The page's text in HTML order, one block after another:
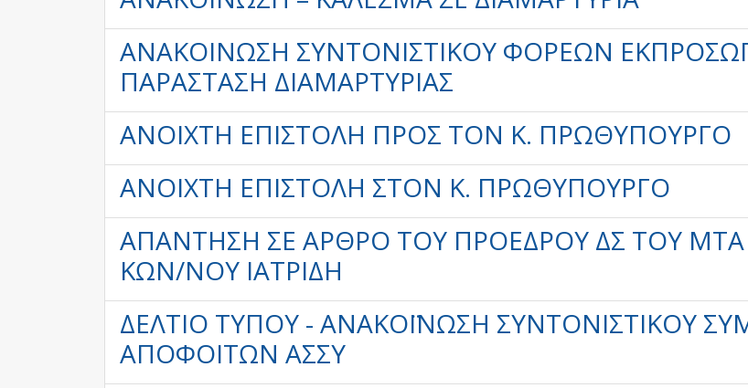
ΑΝΑΚΟΊΝΩΣΗ ΣΥΝΤΟΝΙΣΤΙΚΟΎ ΦΟΡΈΩΝ
ΠΑΡΆΣΤΑΣΗ ΔΙΑΜΑΡΤΥΡΊΑΣ
ΑΝΟΙΧΤΉ ΕΠΙΣΤΟΛΉ ΠΡΟΣ ΤΟΝ Κ. ΠΡΩΘΥΠΟΥΡΓΌ
ΑΝΟΙΧΤΉ ΕΠΙΣΤΟΛΉ ΣΤΟΝ Κ. ΠΡΩΘΥΠΟΥΡΓΌ
ΑΠΆΝΤΗΣΗ ΣΕ ΆΡΘΡΟ ΤΟΥ ΠΡΟΈΔΡΟΥ ΔΣ ΤΟΥ ΜΤΑ
ΚΩΝ/ΝΟΥ ΙΑΤΡΊΔΗ
ΔΕΛΤΊΟ ΤΎΠΟΥ - ΑΝΑΚΌΙΝΩΣΗ ΣΥΝΤΟΝΙΣΤΙΚΟΎ
ΑΠΟΦΟΊΤΩΝ ΑΣΣΥ